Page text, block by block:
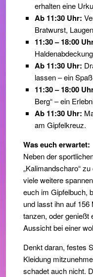
erhalten eine
Ab 11:30 Uhr:
Bratwurst,
11:30 – 18:00
Ab 11:30 Uhr:
lassen – ein
11:30 – 18:00
Berg“ – ein
Ab 11:30 Uhr:
am Gipfelkreuz.
Was euch erwartet:
Neben der
„Kalimandscharo“
viele weitere
euch im Gipfelbuch,
und lasst ihn auf
tanzen, oder genießt
Aussicht bei einer
Denkt daran, festes
Kleidung
schadet auch nicht.